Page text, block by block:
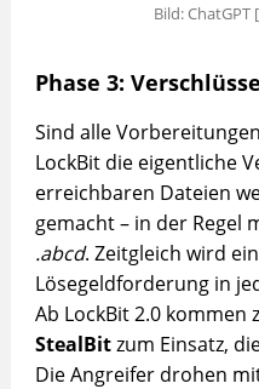
Bild:
Phase 3:
Sind alle
LockBit die eigentliche
erreichbaren Dateien
gemacht – in der Regel
.abcd. Zeitgleich wird
Lösegeldforderung in
Ab LockBit 2.0 kommen
StealBitzum Einsatz,
Die Angreifer drohen